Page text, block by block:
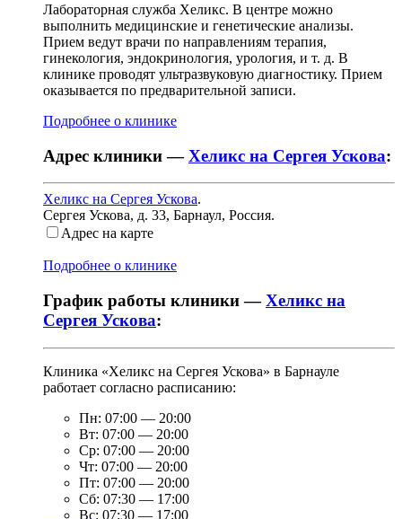
Лабораторная служба Хеликс. В центре можно
выполнить медицинские и генетические анализы.
Прием ведут врачи по направлениям терапия,
гинекология, эндокринология, урология, и т. д. В
клинике проводят ультразвуковую диагностику. Прием
оказывается по предварительной записи.
Подробнее о клинике
Адрес клиники —Хеликс на Сергея Ускова:
Хеликс на Сергея Ускова.
Сергея Ускова, д. 33, Барнаул, Россия.
Адрес на карте
Подробнее о клинике
График работы клиники —Хеликс на
Сергея Ускова:
Клиника «Хеликс на Сергея Ускова» в Барнауле
работает согласно расписанию:
Пн: 07:00 — 20:00
Вт: 07:00 — 20:00
Ср: 07:00 — 20:00
Чт: 07:00 — 20:00
Пт: 07:00 — 20:00
Сб: 07:30 — 17:00
Вс: 07:30 — 17:00